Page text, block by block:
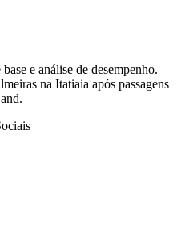
e análise de desempenho.
na Itatiaia após passagens